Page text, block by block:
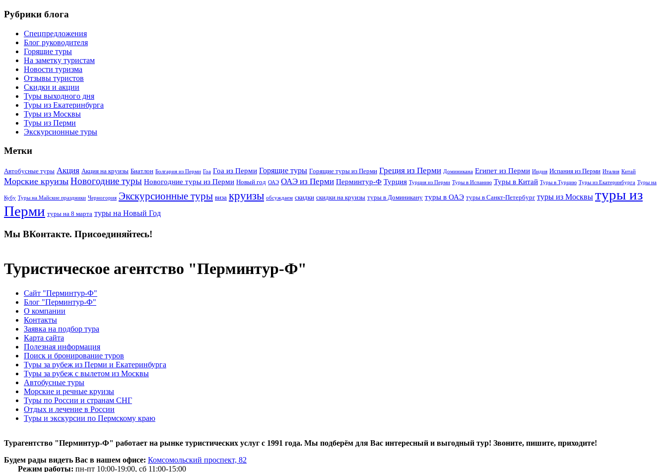
Рубрики блога
Cпецпредложения
Блог руководителя
Горящие туры
На заметку туристам
Новости туризма
Отзывы туристов
Скидки и акции
Туры выходного дня
Туры из Екатеринбурга
Туры из Москвы
Туры из Перми
Экскурсионные туры
Метки
Автобусные туры Акция Акция на круизы Биатлон Болгария из Перми Гоа Гоа из Перми Горящие туры Горящие туры из Перми Греция из Перми Доминикана Египет из Перми Индия Испания из Перми Италия Китай
Морские круизы Новогодние туры Новогодние туры из Перми Новый год ОАЭ ОАЭ из Перми Перминтур-Ф Турция Турция из Перми Туры в Испанию Туры в Китай Туры в Турцию Туры из Екатеринбурга Туры на
Кубу Туры на Майские праздники Черногория Экскурсионные туры виза круизы обсуждаем скидки скидки на круизы туры в Доминикану туры в ОАЭ туры в Санкт-Петербург туры из Москвы туры из
Перми туры на 8 марта туры на Новый Год
Мы ВКонтакте. Присоединяйтесь!
Туристическое агентство "Перминтур-Ф"
Сайт "Перминтур-Ф"
Блог "Перминтур-Ф"
О компании
Контакты
Заявка на подбор тура
Карта сайта
Полезная информация
Поиск и бронирование туров
Туры за рубеж из Перми и Екатеринбурга
Туры за рубеж с вылетом из Москвы
Автобусные туры
Морские и речные круизы
Туры по России и странам СНГ
Отдых и лечение в России
Туры и экскурсии по Пермскому краю
Турагентство "Перминтур-Ф" работает на рынке туристических услуг с 1991 года. Мы подберём для Вас интересный и выгодный тур! Звоните, пишите, приходите!
Будем рады видеть Вас в нашем офисе: Комсомольский проспект, 82
Режим работы: пн-пт 10:00-19:00, сб 11:00-15:00